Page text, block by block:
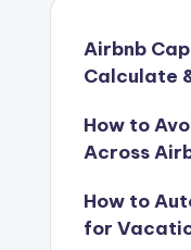
Airbnb
Calculate
How to
Across
How to
for